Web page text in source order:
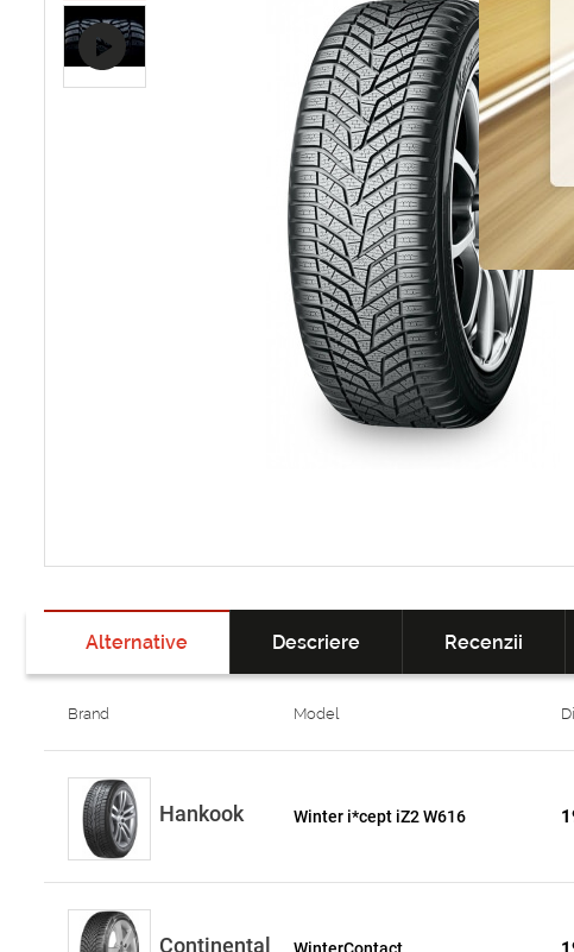
Alternative Descriere Recenzii
Brand Model
Hankook Winter i*cept iZ2 W616
Continental